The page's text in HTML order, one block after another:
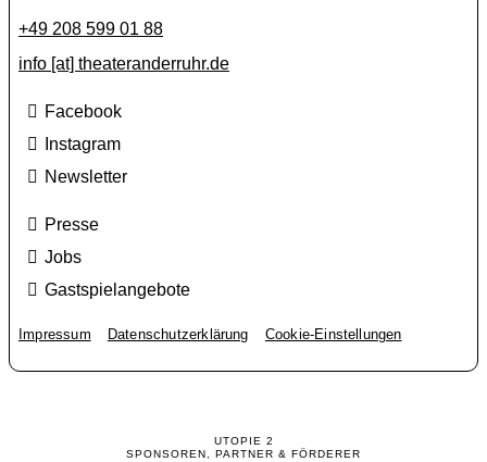
+49 208 599 01 88
info [​at​] theateranderruhr.de
Facebook
Instagram
Newsletter
Presse
Jobs
Gastspielangebote
Impressum Datenschutzerklärung Cookie-Einstellungen
UTOPIE 2
SPONSOREN, PARTNER & FÖRDERER